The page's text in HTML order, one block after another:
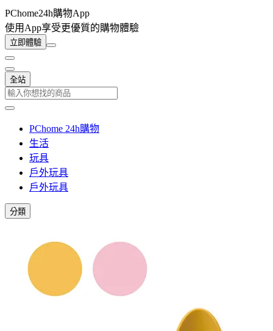
PChome24h購物App
使用App享受更優質的購物體驗
立即體驗
全站
PChome 24h購物
生活
玩具
戶外玩具
戶外玩具
分類